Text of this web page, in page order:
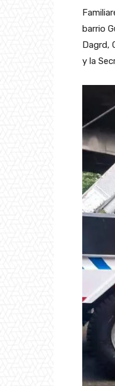
barrio
Dagrd,
y la